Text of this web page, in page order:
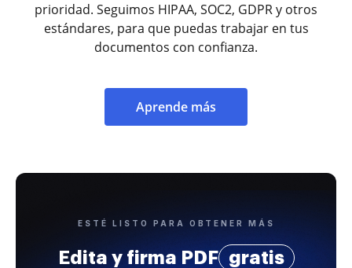
prioridad. Seguimos HIPAA, SOC2, GDPR y otros
estándares, para que puedas trabajar en tus
documentos con confianza.
Aprende más
ESTÉ LISTO PARA OBTENER MÁS
Edita y firma PDF gratis